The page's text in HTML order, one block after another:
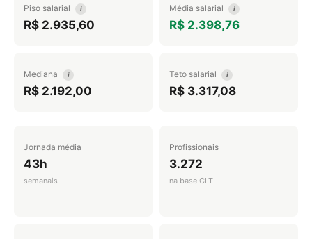
Piso salarial i
R$ 2.935,60
Média salarial i
R$ 2.398,76
Mediana i
R$ 2.192,00
Teto salarial i
R$ 3.317,08
Jornada média
43h
semanais
Profissionais
3.272
na base CLT